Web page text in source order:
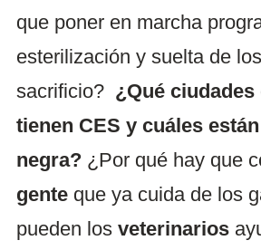
que poner en marcha
esterilización y suelta de
sacrificio? ¿Qué ciudades
tienen CES y cuáles
negra? ¿Por qué hay que
gente que ya cuida de los
pueden los veterinarios